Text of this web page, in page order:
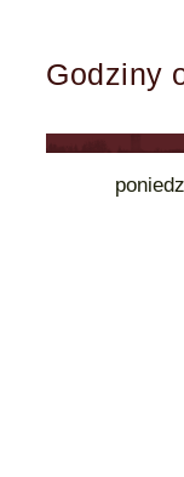
Godziny